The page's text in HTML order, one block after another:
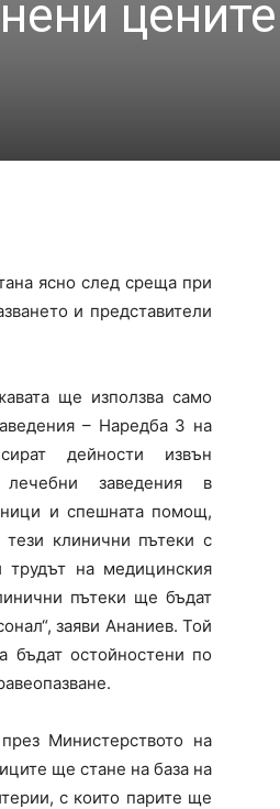
ясно след среща при
и представители
ще използва само
– Наредба 3 на
дейности извън
заведения в
и спешната помощ,
клинични пътеки с
на медицинския
пътеки ще бъдат
заяви Ананиев. Той
бъдат остойностени по
Министерството на
ще стане на база на
с които парите ще